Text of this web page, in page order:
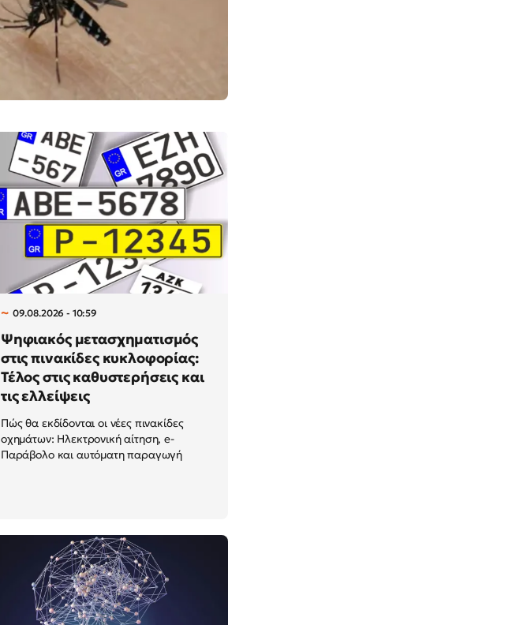
09.08.2026 - 10:59
Ψηφιακός μετασχηματισμός
στις πινακίδες κυκλοφορίας:
Τέλος στις καθυστερήσεις και
τις ελλείψεις
Πώς θα εκδίδονται οι νέες πινακίδες
οχημάτων: Ηλεκτρονική αίτηση, e-
Παράβολο και αυτόματη παραγωγή